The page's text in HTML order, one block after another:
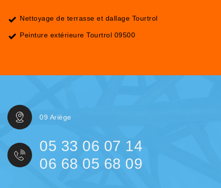
Nettoyage de terrasse et dallage Tourtrol
Peinture extérieure Tourtrol 09500
09 Ariège
05 33 06 07 14
06 68 05 68 09